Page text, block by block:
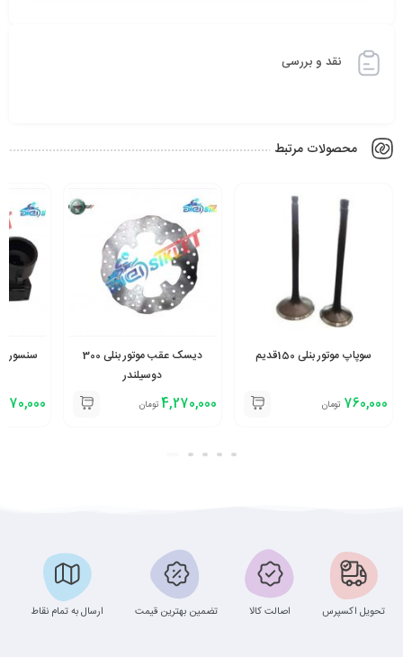
نقد و بررسی
محصولات مرتبط
سوپاپ موتور بنلی 150قدیم
760,000 تومان
دیسک عقب موتور بنلی 300
دوسیلندر
4,270,000 تومان
سنسور
تحویل اکسپرس اصالت کالا تضمین بهترین قیمت ارسال به تمام نقاط